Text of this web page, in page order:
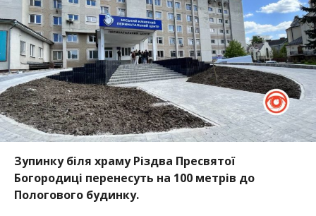
Зупинку біля храму Різдва Пресвятої
Богородиці перенесуть на 100 метрів до
Пологового будинку.